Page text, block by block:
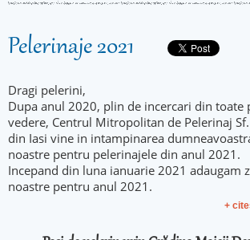
Pelerinaje 2021
Dragi pelerini,
Dupa anul 2020, plin de incercari din toate
vedere, Centrul Mitropolitan de Pelerinaj
din Iasi vine in intampinarea
noastre pentru pelerinajele din anul 2021.
Incepand din luna ianuarie 2021 adaugam
noastre pentru anul 2021.
+